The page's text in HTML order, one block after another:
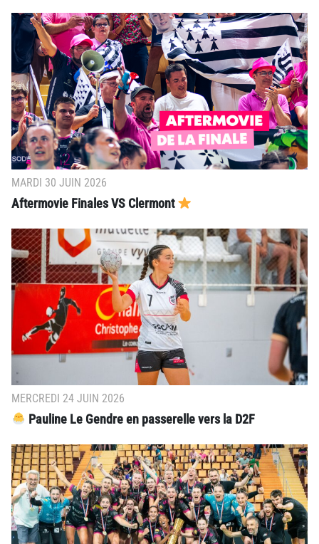
MARDI 30 JUIN 2026
Aftermovie Finales VS Clermont
MERCREDI 24 JUIN 2026
Pauline Le Gendre en passerelle vers la D2F